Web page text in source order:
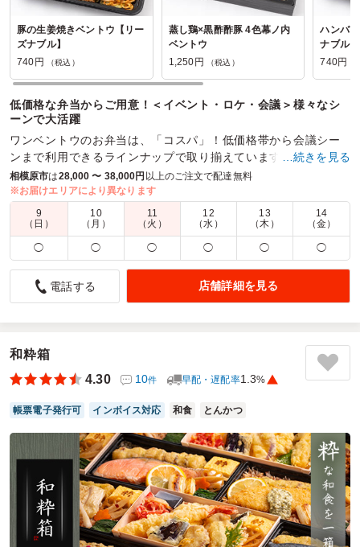
豚の生姜焼きベントウ【リー
ズナブル】
740円
（税込）
蒸し鶏×黒酢酢豚 4色幕ノ内
ベントウ
1,250円
（税込）
ハンバ
ナブル】
740円
低価格な弁当からご用意！＜イベント・ロケ・会議＞様々なシ
ーンで大活躍
ワンベントウのお弁当は、「コスパ」！低価格帯から会議シー
ンまで利用できるラインナップで取り揃えています。満足度の
高さでお弁当界のNo.1を目指しています。
商品数： 32 締切日時： 1日前17:00 価格帯： 740円～1,250円
配達時間：
9:30～18:00
配送員の方が非常に丁寧でした
4.5
男性がほとんどの職場での注文でしたので、量多めで味付け
しっかりなところが気に入ってもらえました。
は味が混ざってしまっているところでしょうか。
しかし、そんなことをきにしない男性型にはオススメです。
参加者の年齢：
40代～50代男女比：男性多め
神奈川県相模原市中央区田名2026/06/26
ワンベントウの口コミをもっと見る
…続きを見る
相模原市は28,000 〜 38,000円 以上のご注文で配達無料
※お届けエリアにより異なります
9
（日）
10
（月）
11
（火）
12
（水）
13
（木）
14
（金）
◯ ◯ ◯ ◯ ◯ ◯
電話する 店舗詳細を見る
和粋箱
4.30
10件 早配・遅配率1.3%
帳票電子発行可 インボイス対応 和食 とんかつ